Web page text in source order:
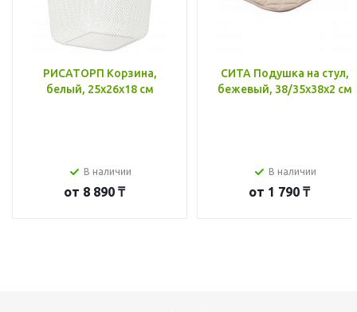
РИСАТОРП Корзина,
белый, 25x26x18 см
В наличии
от 8 890 ₸
СИТА Подушка на стул,
бежевый, 38/35x38x2 см
В наличии
от 1 790 ₸